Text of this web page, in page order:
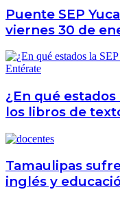
la
USICAMM
2024-
2025
📢
📚
💻
💥
la
EDUCACIÓN
(USICAMM),
CICLO
2024-
2025
✅
👩🏻‍🏫
Puente SEP
viernes 30 de
¿En qué
los libros de
Tamaulipas
inglés y